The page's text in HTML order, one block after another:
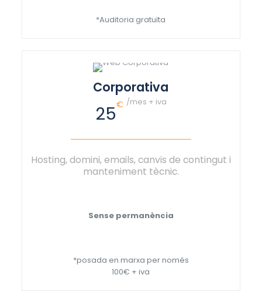
*Auditoria gratuïta
Corporativa
25€ /mes + iva
Hosting, domini, emails, canvis de contingut i
manteniment tècnic.
Sense permanència
*posada en marxa per només
100€ + iva